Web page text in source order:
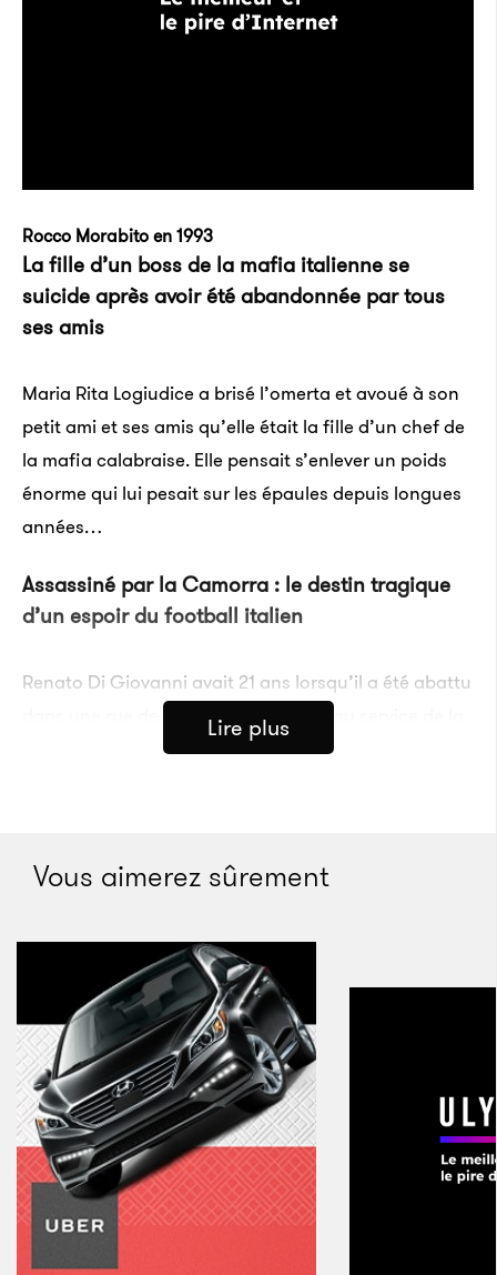
Rocco Morabito en 1993
La fille d’un boss de la mafia italienne se
suicide après avoir été abandonnée par tous
ses amis
Maria Rita Logiudice a brisé l’omerta et avoué à son
petit ami et ses amis qu’elle était la fille d’un chef de
la mafia calabraise. Elle pensait s’enlever un poids
énorme qui lui pesait sur les épaules depuis longues
années…
Assassiné par la Camorra : le destin tragique
d’un espoir du football italien
Renato Di Giovanni avait 21 ans lorsqu’il a été abattu
dans une rue de Naples. Il s’était mis au service de la
coopération des femmes de la ‘Ndrangheta pour
venir à bout de cette organisation criminelle
tentaculaire.
Patrick Kluivert a-t-il caché chez lui un
complice de la mafia napolitaine ?
L’ex-directeur du football du Paris Saint-Germain
aurait abrité chez lui un voleur de tableaux en cavale,
du temps où il jouait au FC Barcelone.
Lire plus
Vous aimerez sûrement